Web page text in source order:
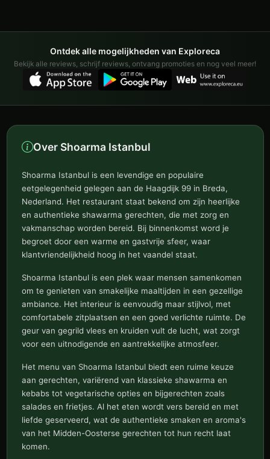
Ontdek alle mogelijkheden van Exploreca
Bekijk alle reviews, schrijf reviews, ontvang promoties en nog veel meer!
Over Shoarma Istanbul
Shoarma Istanbul is een levendige en populaire
eetgelegenheid gelegen aan de Haagdijk 99 in Breda,
Nederland. Het restaurant staat bekend om zijn heerlijke
en authentieke shawarma gerechten, die met zorg en
vakmanschap worden bereid. Bij binnenkomst word je
begroet door een warme en gastvrije sfeer, waar
klantvriendelijkheid hoog in het vaandel staat.
Shoarma Istanbul is een plek waar mensen samenkomen
om te genieten van smakelijke maaltijden in een gezellige
ambiance. Het interieur is eenvoudig maar stijlvol, met
comfortabele zitplaatsen en een goed verlichte ruimte. De
geur van gegrild vlees en kruiden vult de lucht, wat zorgt
voor een uitnodigende en aantrekkelijke atmosfeer.
Het menu van Shoarma Istanbul biedt een ruime keuze
aan gerechten, variërend van klassieke shawarma en
kebabs tot vegetarische opties en bijgerechten zoals
salades en frietjes. Al het eten wordt vers bereid en met
liefde geserveerd, wat de authentieke smaken en aroma's
van het Midden-Oosterse gerechten tot hun recht laat
komen.